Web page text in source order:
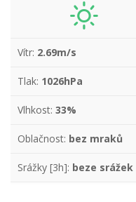
Vítr: 2.69m/s
Tlak: 1026hPa
Vlhkost: 33%
Oblačnost: bez mraků
Srážky [3h]: beze srážek